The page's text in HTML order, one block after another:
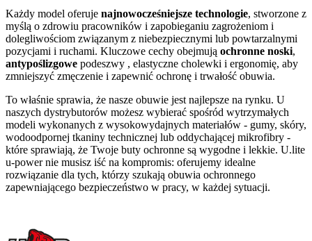
Każdy model oferuje najnowocześniejsze technologie, stworzone z
myślą o zdrowiu pracowników i zapobieganiu zagrożeniom i
dolegliwościom związanym z niebezpiecznymi lub powtarzalnymi
pozycjami i ruchami. Kluczowe cechy obejmują ochronne noski,
antypoślizgowe podeszwy , elastyczne cholewki i ergonomię, aby
zmniejszyć zmęczenie i zapewnić ochronę i trwałość obuwia.
To właśnie sprawia, że nasze obuwie jest najlepsze na rynku. U
naszych dystrybutorów możesz wybierać spośród wytrzymałych
modeli wykonanych z wysokowydajnych materiałów - gumy, skóry,
wodoodpornej tkaniny technicznej lub oddychającej mikrofibry -
które sprawiają, że Twoje buty ochronne są wygodne i lekkie. U.lite
u-power nie musisz iść na kompromis: oferujemy idealne
rozwiązanie dla tych, którzy szukają obuwia ochronnego
zapewniającego bezpieczeństwo w pracy, w każdej sytuacji.